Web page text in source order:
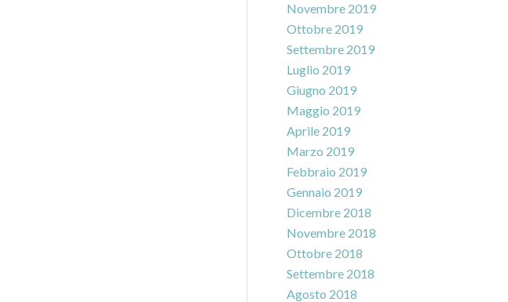
Novembre 2019
Ottobre 2019
Settembre 2019
Luglio 2019
Giugno 2019
Maggio 2019
Aprile 2019
Marzo 2019
Febbraio 2019
Gennaio 2019
Dicembre 2018
Novembre 2018
Ottobre 2018
Settembre 2018
Agosto 2018